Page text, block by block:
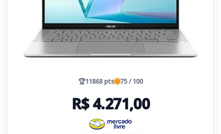
🏆11868 pts 75 / 100
R$ 4.271,00